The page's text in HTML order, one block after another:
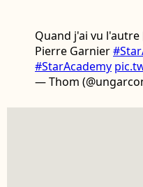
Quand j'ai vu
Pierre Garnier
#StarAcademy
— Thom